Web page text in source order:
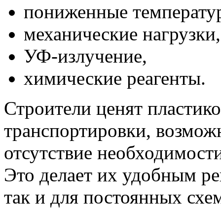
пониженные
механические нагрузки,
УФ-излучение,
химические реагенты.
Строители ценят
транспортировки,
отсутствие
Это делает их удобным
так и для постоянных